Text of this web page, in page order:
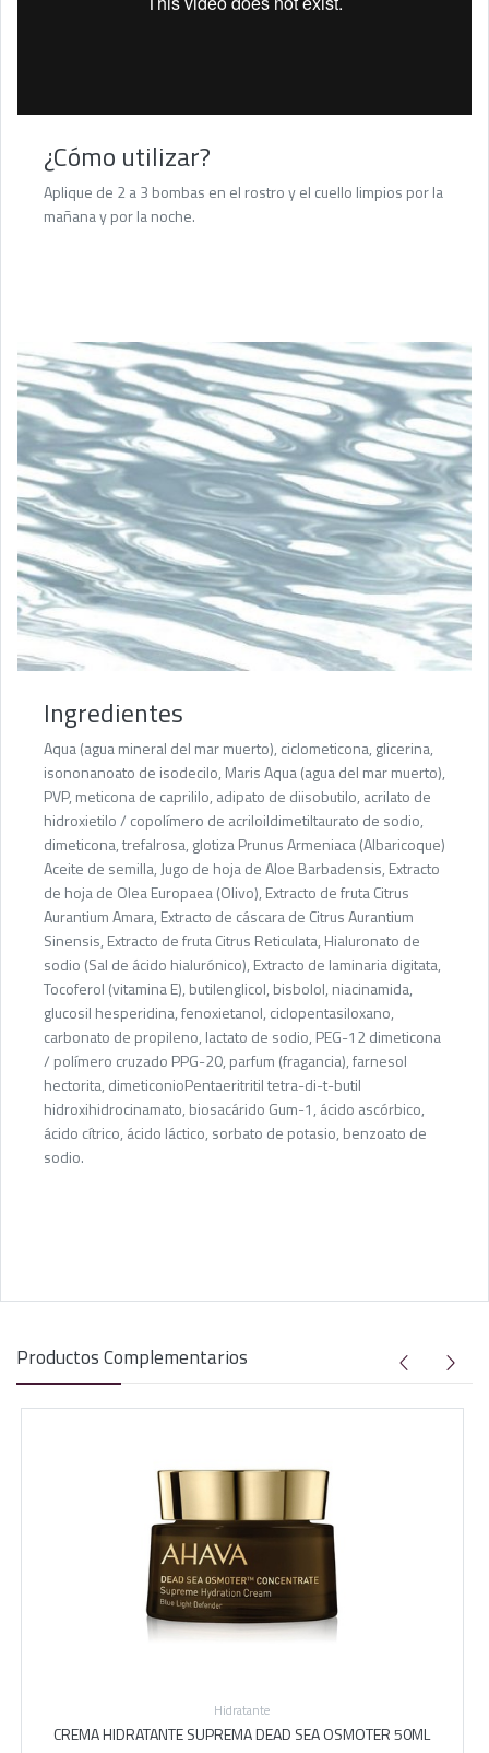
¿Cómo utilizar?
Aplique de 2 a 3 bombas en el rostro y el cuello limpios por la
mañana y por la noche.
Ingredientes
Aqua (agua mineral del mar muerto), ciclometicona, glicerina,
isononanoato de isodecilo, Maris Aqua (agua del mar muerto),
PVP, meticona de caprililo, adipato de diisobutilo, acrilato de
hidroxietilo / copolímero de acriloildimetiltaurato de sodio,
dimeticona, trefalrosa, glotiza Prunus Armeniaca (Albaricoque)
Aceite de semilla, Jugo de hoja de Aloe Barbadensis, Extracto
de hoja de Olea Europaea (Olivo), Extracto de fruta Citrus
Aurantium Amara, Extracto de cáscara de Citrus Aurantium
Sinensis, Extracto de fruta Citrus Reticulata, Hialuronato de
sodio (Sal de ácido hialurónico), Extracto de laminaria digitata,
Tocoferol (vitamina E), butilenglicol, bisbolol, niacinamida,
glucosil hesperidina, fenoxietanol, ciclopentasiloxano,
carbonato de propileno, lactato de sodio, PEG-12 dimeticona
/ polímero cruzado PPG-20, parfum (fragancia), farnesol
hectorita, dimeticonioPentaeritritil tetra-di-t-butil
hidroxihidrocinamato, biosacárido Gum-1, ácido ascórbico,
ácido cítrico, ácido láctico, sorbato de potasio, benzoato de
sodio.
Productos Complementarios
Hidratante
CREMA HIDRATANTE SUPREMA DEAD SEA OSMOTER 50ML